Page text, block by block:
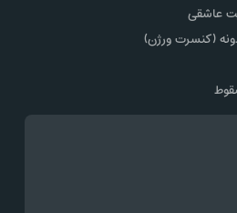
عاشقی
(کنسرت ورژن)